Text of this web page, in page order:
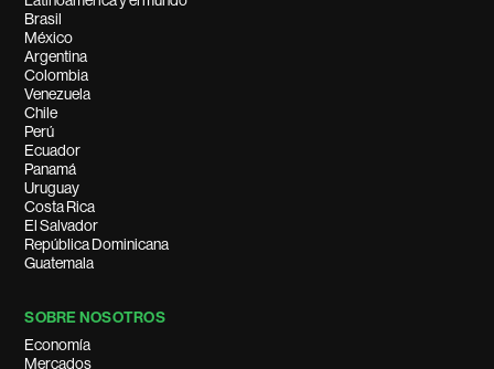
Brasil
México
Argentina
Colombia
Venezuela
Chile
Perú
Ecuador
Panamá
Uruguay
Costa Rica
El Salvador
República Dominicana
Guatemala
SOBRE NOSOTROS
Economía
Mercados